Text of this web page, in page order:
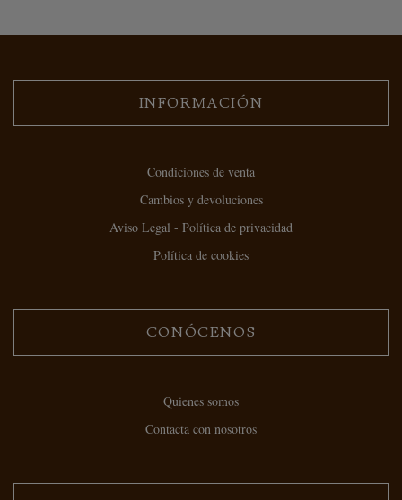
INFORMACIÓN
Condiciones de venta
Cambios y devoluciones
Aviso Legal - Política de privacidad
Política de cookies
CONÓCENOS
Quienes somos
Contacta con nosotros